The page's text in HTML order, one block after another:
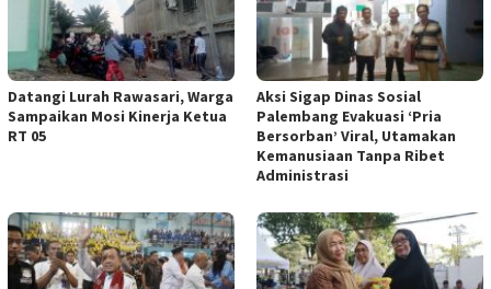
Datangi Lurah Rawasari, Warga
Sampaikan Mosi Kinerja Ketua
RT 05
Aksi Sigap Dinas Sosial
Palembang Evakuasi ‘Pria
Bersorban’ Viral, Utamakan
Kemanusiaan Tanpa Ribet
Administrasi